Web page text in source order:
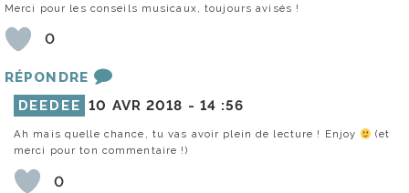
Merci pour les conseils musicaux, toujours avisés !
0
RÉPONDRE
DEEDEE 10 AVR 2018 - 14 :56
Ah mais quelle chance, tu vas avoir plein de lecture ! Enjoy
(et
merci pour ton commentaire !)
0